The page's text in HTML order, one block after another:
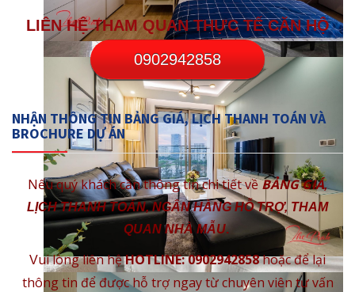
LIÊN HỆ THAM QUAN THỰC TẾ CĂN HỘ
0902942858
NHẬN THÔNG TIN BẢNG GIÁ, LỊCH THANH TOÁN VÀ
BROCHURE DỰ ÁN
Nếu quý khách cần thông tin chi tiết vềBẢNG GIÁ,
LỊCH THANH TOÁN, NGÂN HÀNG HỖ TRỢ, THAM
QUAN NHÀ MẪU.
Vui lòng liên hệHOTLINE: 0902942858hoặc để lại
thông tin để được hỗ trợ ngay từ chuyên viên tư vấn